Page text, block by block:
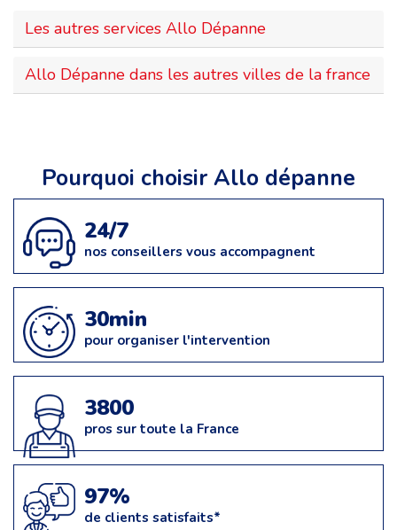
Les autres services Allo Dépanne
Allo Dépanne dans les autres villes de la france
Pourquoi choisir Allo dépanne
24/7
nos conseillers vous accompagnent
30min
pour organiser l'intervention
3800
pros sur toute la France
97%
de clients satisfaits*